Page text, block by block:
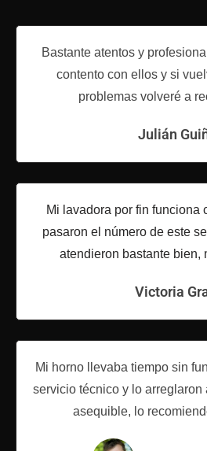
Bastante atentos y
contento con ellos y si
problemas volveré a
Julián
Mi lavadora por fin funciona
pasaron el número de este
atendieron bastante bien,
Victoria
Mi horno llevaba tiempo sin
servicio técnico y lo arreglaron
asequible, lo